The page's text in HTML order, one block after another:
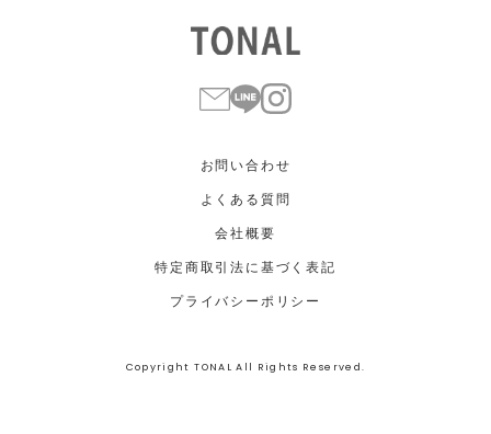
お問い合わせ
よくある質問
会社概要
特定商取引法に基づく表記
プライバシーポリシー
Copyright TONAL All Rights Reserved.